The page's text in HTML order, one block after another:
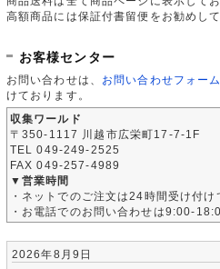
高額商品には保証付書留便をお勧めして
お客様センター
お問い合わせは、 お問い合わせフォーム
けております。
収集ワールド
〒350-1117 川越市広栄町17-7-1F
TEL 049-249-2525
FAX 049-257-4989
▼営業時間
・ネットでのご注文は24時間受け付け
・お電話でのお問い合わせは9:00-
2026年8月9日